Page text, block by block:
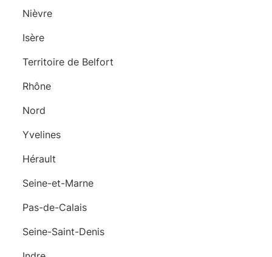
Nièvre
Isère
Territoire de Belfort
Rhône
Nord
Yvelines
Hérault
Seine-et-Marne
Pas-de-Calais
Seine-Saint-Denis